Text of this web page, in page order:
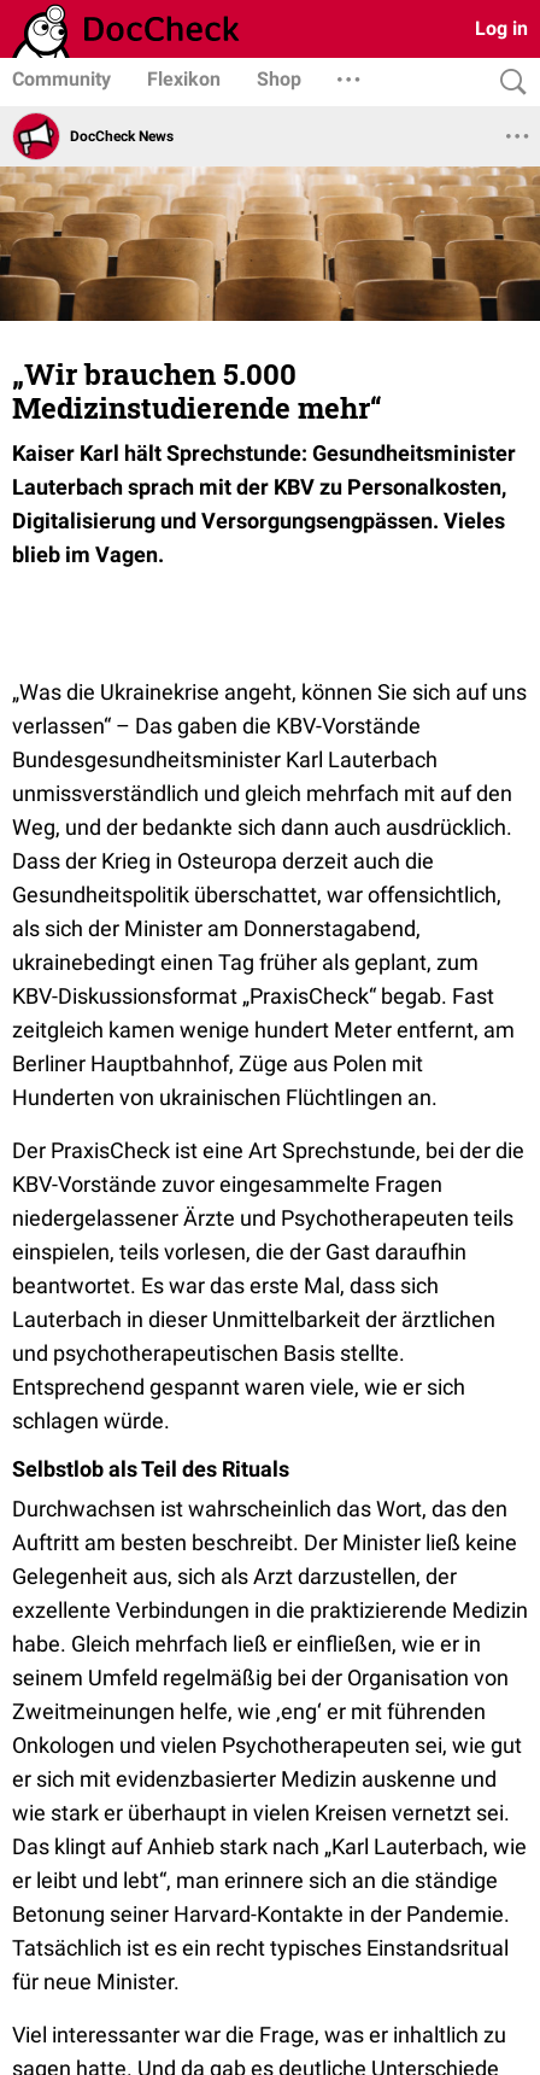
Log in
Community Flexikon Shop
DocCheck News
„Wir brauchen 5.000
Medizinstudierende mehr“
Kaiser Karl hält Sprechstunde: Gesundheitsminister
Lauterbach sprach mit der KBV zu Personalkosten,
Digitalisierung und Versorgungsengpässen. Vieles
blieb im Vagen.
„Was die Ukrainekrise angeht, können Sie sich auf uns
verlassen“ – Das gaben die KBV-Vorstände
Bundesgesundheitsminister Karl Lauterbach
unmissverständlich und gleich mehrfach mit auf den
Weg, und der bedankte sich dann auch ausdrücklich.
Dass der Krieg in Osteuropa derzeit auch die
Gesundheitspolitik überschattet, war offensichtlich,
als sich der Minister am Donnerstagabend,
ukrainebedingt einen Tag früher als geplant, zum
KBV-Diskussionsformat „PraxisCheck“ begab. Fast
zeitgleich kamen wenige hundert Meter entfernt, am
Berliner Hauptbahnhof, Züge aus Polen mit
Hunderten von ukrainischen Flüchtlingen an.
Der PraxisCheck ist eine Art Sprechstunde, bei der die
KBV-Vorstände zuvor eingesammelte Fragen
niedergelassener Ärzte und Psychotherapeuten teils
einspielen, teils vorlesen, die der Gast daraufhin
beantwortet. Es war das erste Mal, dass sich
Lauterbach in dieser Unmittelbarkeit der ärztlichen
und psychotherapeutischen Basis stellte.
Entsprechend gespannt waren viele, wie er sich
schlagen würde.
Selbstlob als Teil des Rituals
Durchwachsen ist wahrscheinlich das Wort, das den
Auftritt am besten beschreibt. Der Minister ließ keine
Gelegenheit aus, sich als Arzt darzustellen, der
exzellente Verbindungen in die praktizierende Medizin
habe. Gleich mehrfach ließ er einfließen, wie er in
seinem Umfeld regelmäßig bei der Organisation von
Zweitmeinungen helfe, wie ‚eng‘ er mit führenden
Onkologen und vielen Psychotherapeuten sei, wie gut
er sich mit evidenzbasierter Medizin auskenne und
wie stark er überhaupt in vielen Kreisen vernetzt sei.
Das klingt auf Anhieb stark nach „Karl Lauterbach, wie
er leibt und lebt“, man erinnere sich an die ständige
Betonung seiner Harvard-Kontakte in der Pandemie.
Tatsächlich ist es ein recht typisches Einstandsritual
für neue Minister.
Viel interessanter war die Frage, was er inhaltlich zu
sagen hatte. Und da gab es deutliche Unterschiede